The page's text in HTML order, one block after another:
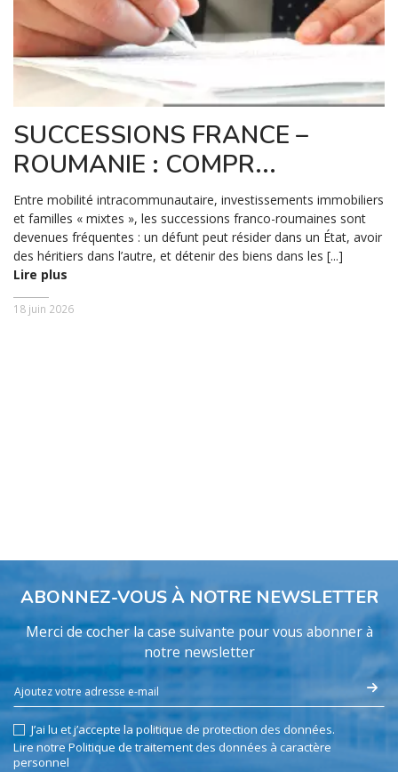
Vidéo
SUCCESSIONS FRANCE –
ROUMANIE : COMPR...
Entre mobilité intracommunautaire, investissements immobiliers
et familles « mixtes », les successions franco-roumaines sont
devenues fréquentes : un défunt peut résider dans un État, avoir
des héritiers dans l’autre, et détenir des biens dans les [...]
Lire plus
18 juin 2026
ABONNEZ-VOUS À NOTRE NEWSLETTER
Merci de cocher la case suivante pour vous abonner à
notre newsletter
J’ai lu et j’accepte la politique de protection des données.
Lire notre Politique de traitement des données à caractère
personnel